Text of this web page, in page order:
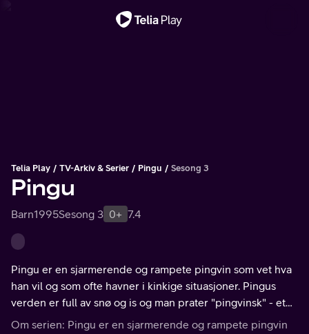
Telia Play TV-Arkiv & Serier Pingu Sesong 3
Pingu
Barn1995Sesong 3 0+ 7.4
Pingu er en sjarmerende og rampete pingvin som vet hva
han vil og som ofte havner i kinkige situasjoner. Pingus
verden er full av snø og is og man prater "pingvinsk" - et
språk alle kan forstå!
Om serien: Pingu er en sjarmerende og rampete pingvin